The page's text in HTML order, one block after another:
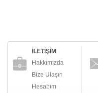
İLETİŞİM
Hakkımızda
Bize Ulaşın
Hesabım